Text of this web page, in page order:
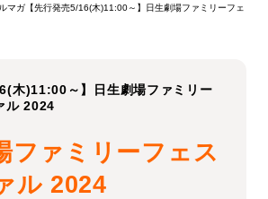
マガ【先行発売5/16(木)11:00～】日生劇場ファミリーフェ
木)11:00～】日生劇場ファミリー
ル 2024
ファミリーフェス
ル 2024